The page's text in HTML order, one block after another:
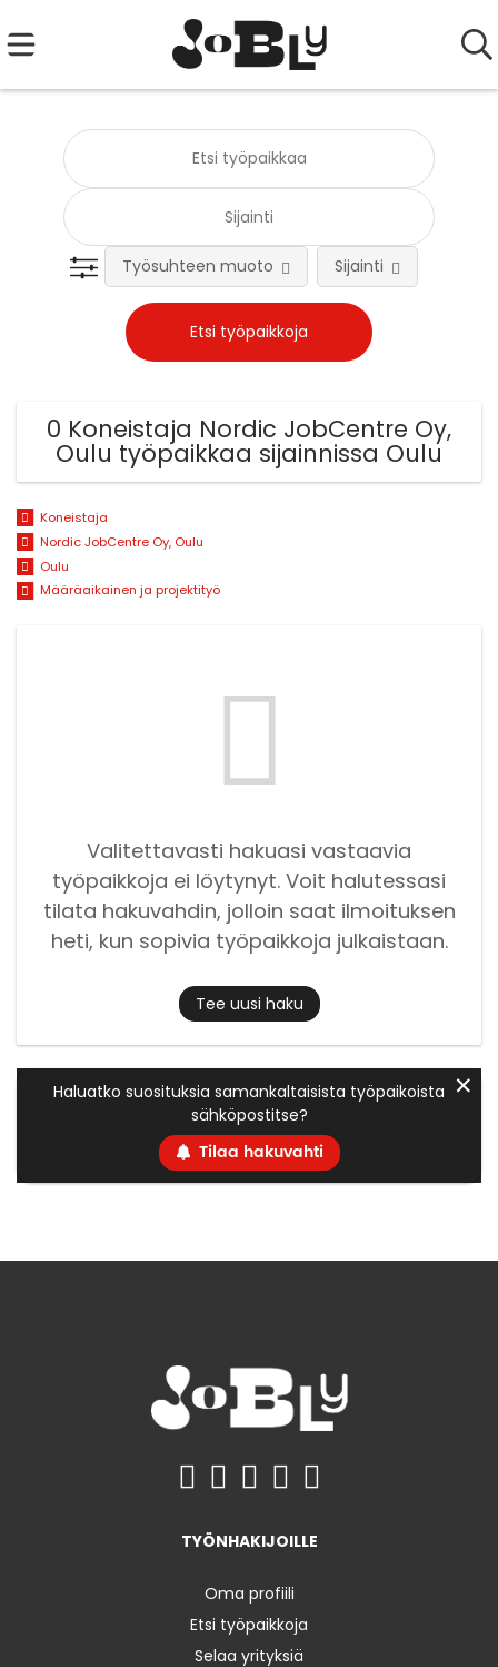
Työsuhteen muoto Sijainti
0 Koneistaja Nordic JobCentre Oy,
Oulu työpaikkaa sijainnissa Oulu
Koneistaja
Nordic JobCentre Oy, Oulu
Oulu
Määräaikainen ja projektityö
Valitettavasti hakuasi vastaavia
työpaikkoja ei löytynyt. Voit halutessasi
tilata hakuvahdin, jolloin saat ilmoituksen
heti, kun sopivia työpaikkoja julkaistaan.
Tee uusi haku
Haluatko suosituksia samankaltaisista työpaikoista
sähköpostitse?
Tilaa hakuvahti
✕
TYÖNHAKIJOILLE
Oma profiili
Etsi työpaikkoja
Selaa yrityksiä